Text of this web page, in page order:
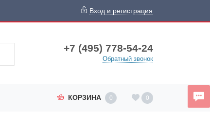
Вход и регистрация
+7 (495) 778-54-24
Обратный звонок
КОРЗИНА 0 0